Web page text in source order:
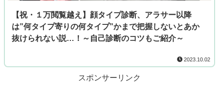
【祝・１万閲覧越え】顔タイプ診断、アラサー以降
は”何タイプ寄りの何タイプ”かまで把握しないとあか
抜けられない説…！～自己診断のコツもご紹介～
2023.10.02
スポンサーリンク